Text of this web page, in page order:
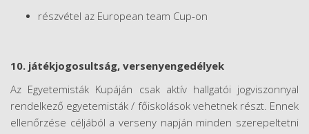
részvétel az European team Cup-on
10. játékjogosultság, versenyengedélyek
Az Egyetemisták Kupáján csak aktív hallgatói jogviszonnyal
rendelkező egyetemisták / főiskolások vehetnek részt. Ennek
ellenőrzése céljából a verseny napján minden szerepeltetni